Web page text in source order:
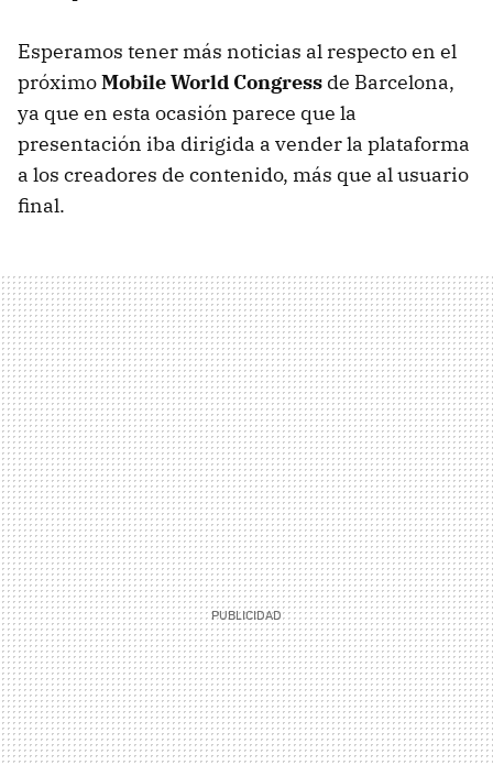
Esperamos tener más noticias al respecto en el
próximoMobile World Congress de Barcelona,
ya que en esta ocasión parece que la
presentación iba dirigida a vender la plataforma
a los creadores de contenido, más que al usuario
final.